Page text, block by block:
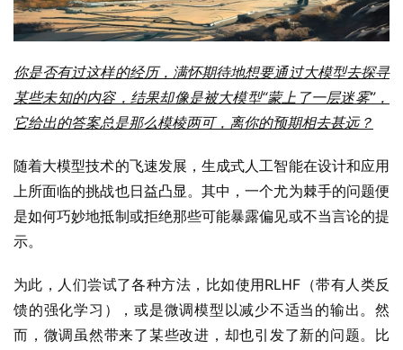
你是否有过这样的经历，满怀期待地想要通过大模型去探寻
某些未知的内容，结果却像是被大模型“蒙上了一层迷雾”，
它给出的答案总是那么模棱两可，离你的预期相去甚远？
随着大模型技术的飞速发展，生成式人工智能在设计和应用
上所面临的挑战也日益凸显。其中，一个尤为棘手的问题便
是如何巧妙地抵制或拒绝那些可能暴露偏见或不当言论的提
示。
为此，人们尝试了各种方法，比如使用RLHF（带有人类反
馈的强化学习），或是微调模型以减少不适当的输出。然
而，微调虽然带来了某些改进，却也引发了新的问题。比